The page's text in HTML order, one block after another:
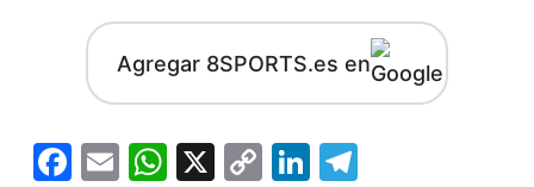
Agregar 8SPORTS.es en
Facebook
EmailWhatsApp
X
CopyLinkedIn